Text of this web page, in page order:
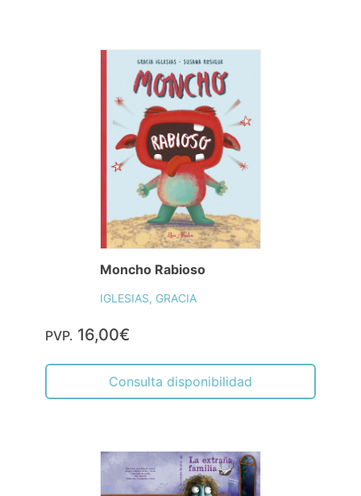
Moncho Rabioso
IGLESIAS, GRACIA
PVP. 16,00€
Consulta disponibilidad